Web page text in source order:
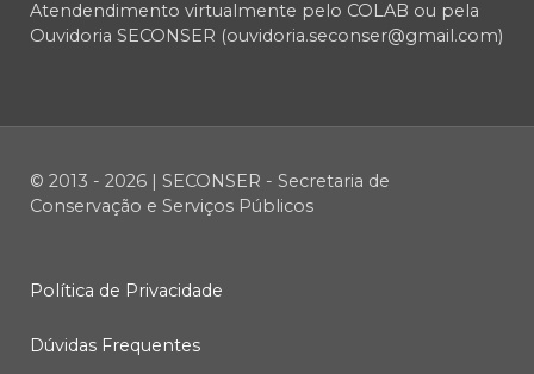
Atendendimento virtualmente pelo COLAB ou pela
Ouvidoria SECONSER (ouvidoria.seconser@gmail.com)
© 2013 - 2026 | SECONSER - Secretaria de
Conservação e Serviços Públicos
Política de Privacidade
Dúvidas Frequentes